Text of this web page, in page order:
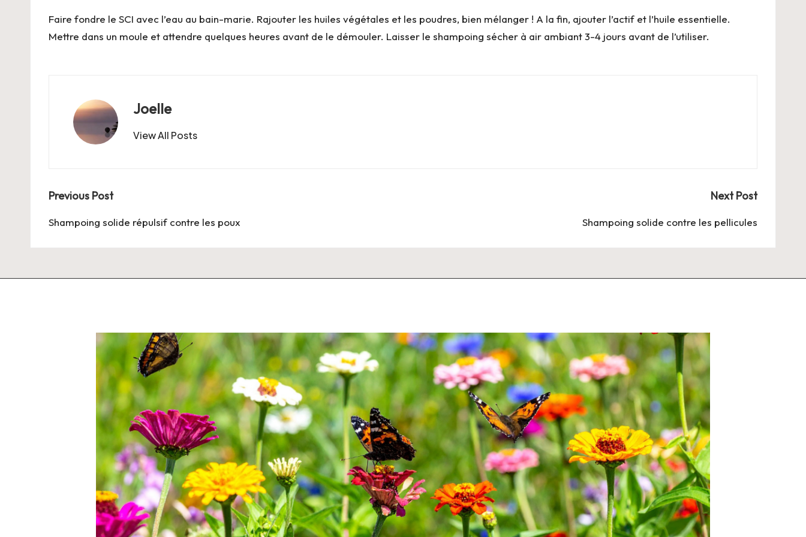
Faire fondre le SCI avec l’eau au bain-marie. Rajouter les huiles végétales et les poudres, bien mélanger ! A la fin, ajouter l’actif et l’huile essentielle.
Mettre dans un moule et attendre quelques heures avant de le démouler. Laisser le shampoing sécher à air ambiant 3-4 jours avant de l’utiliser.
Joelle
View All Posts
Post
navigation
Previous Post
Shampoing solide répulsif contre les poux
Next Post
Shampoing solide contre les pellicules